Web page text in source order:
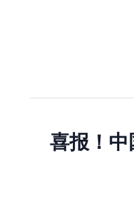
喜报！